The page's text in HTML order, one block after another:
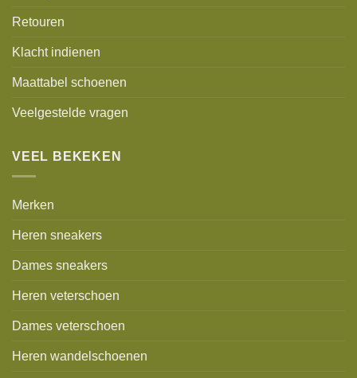
Retouren
Klacht indienen
Maattabel schoenen
Veelgestelde vragen
VEEL BEKEKEN
Merken
Heren sneakers
Dames sneakers
Heren veterschoen
Dames veterschoen
Heren wandelschoenen